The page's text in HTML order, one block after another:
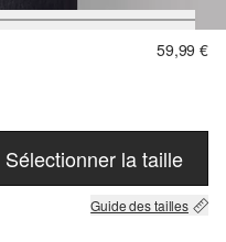
59,99 €
Sélectionner la taille
Guide des tailles